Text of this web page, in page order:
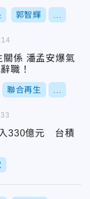
郭智輝
關係 潘孟安爆氣
職！
聯合再生
330億元 台積